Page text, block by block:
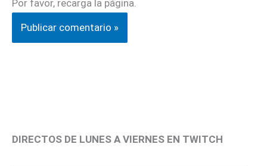
Por favor, recarga la página.
DIRECTOS DE LUNES A VIERNES EN TWITCH